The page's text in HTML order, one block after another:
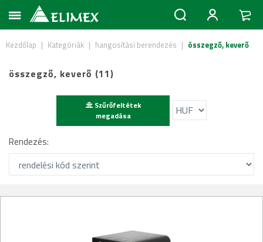
Kezdőlap | Kategóriák | hangosítási berendezés | összegző, keverő
összegző, keverő (11)
Szűrőfeltétek
megadása
Rendezés: